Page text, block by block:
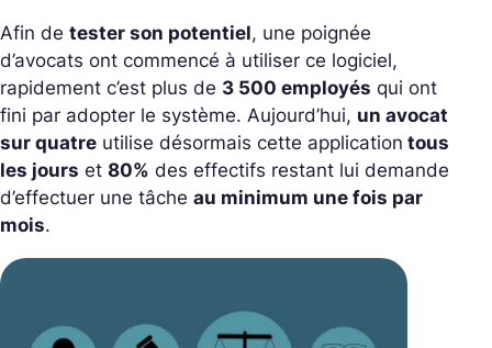
Afin de tester son potentiel, une poignée
d’avocats ont commencé à utiliser ce logiciel,
rapidement c’est plus de 3 500 employés qui ont
fini par adopter le système. Aujourd’hui, un avocat
sur quatre utilise désormais cette application tous
les jours et 80% des effectifs restant lui demande
d’effectuer une tâche au minimum une fois par
mois.